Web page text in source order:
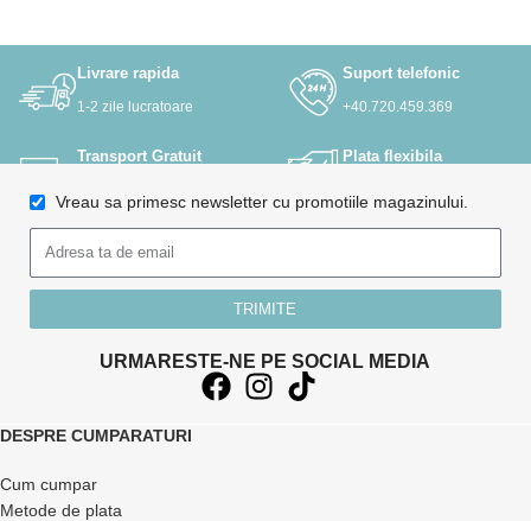
Livrare rapida
1-2 zile lucratoare
Suport telefonic
+40.720.459.369
Transport Gratuit Plata flexibila
Vreau sa primesc newsletter cu promotiile magazinului.
TRIMITE
URMARESTE-NE PE SOCIAL MEDIA
DESPRE CUMPARATURI
Cum cumpar
Metode de plata